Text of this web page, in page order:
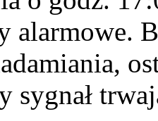
alarmowe.
sygnał